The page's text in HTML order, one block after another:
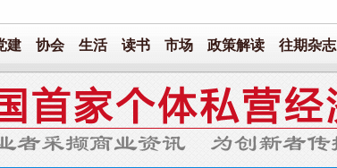
建 协会 生活 读书 市场 政策解读 往期杂志